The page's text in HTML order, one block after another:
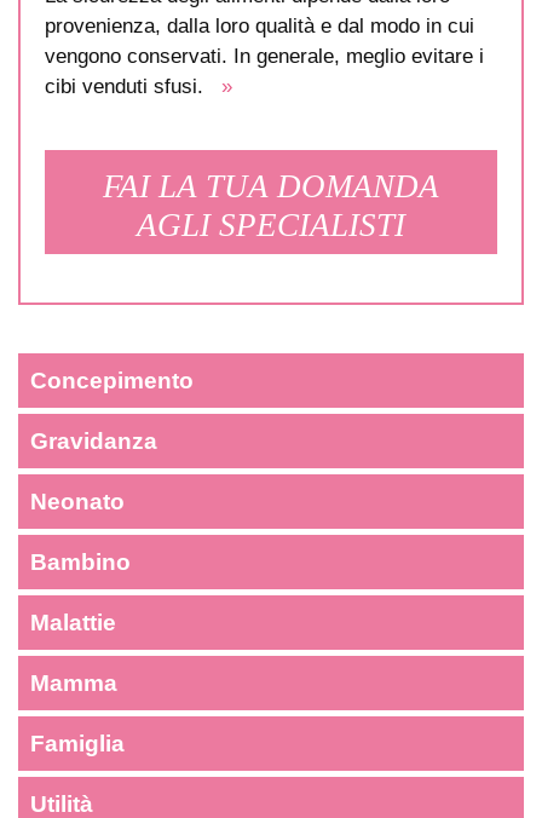
provenienza, dalla loro qualità e dal modo in cui
vengono conservati. In generale, meglio evitare i
cibi venduti sfusi.
»
FAI LA TUA DOMANDA
AGLI SPECIALISTI
Concepimento
Gravidanza
Neonato
Bambino
Malattie
Mamma
Famiglia
Utilità